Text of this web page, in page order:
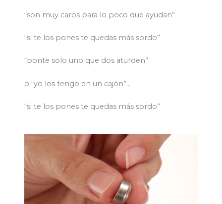
“son muy caros para lo poco que ayudan”
“si te los pones te quedas más sordo”
“ponte solo uno que dos aturden”
o “yo los tengo en un cajón”…
“si te los pones te quedas más sordo”